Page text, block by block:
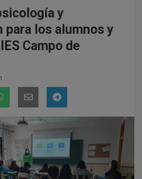
y
para los alumnos y
Campo de